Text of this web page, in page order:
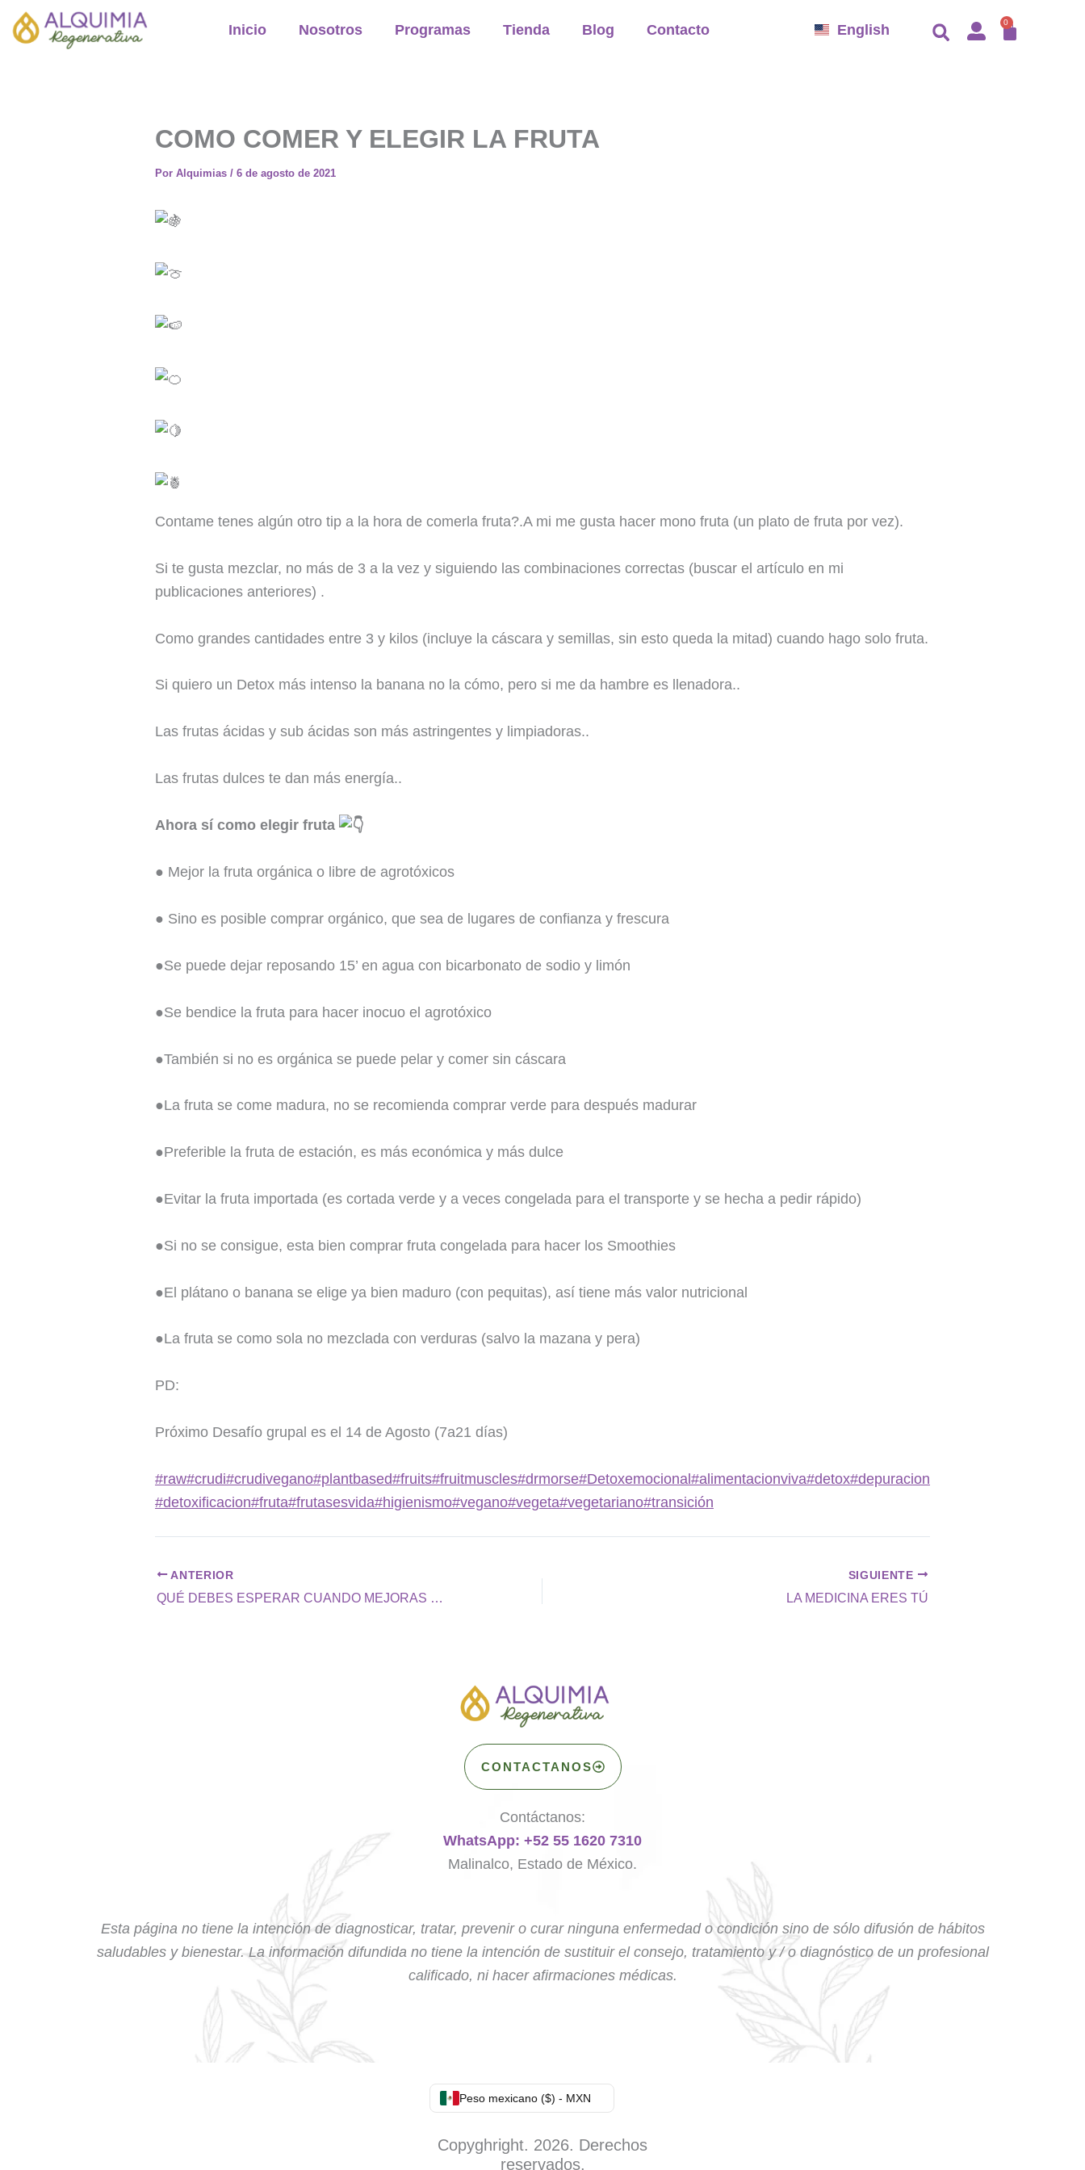
Inicio Nosotros Programas Tienda Blog Contacto English 0
CARRO
COMO COMER Y ELEGIR LA FRUTA
Por Alquimias / 6 de agosto de 2021
Contame tenes algún otro tip a la hora de comerla fruta?.A mi me gusta hacer mono fruta (un plato de fruta por vez).
Si te gusta mezclar, no más de 3 a la vez y siguiendo las combinaciones correctas (buscar el artículo en mi
publicaciones anteriores) .
Como grandes cantidades entre 3 y kilos (incluye la cáscara y semillas, sin esto queda la mitad) cuando hago solo fruta.
Si quiero un Detox más intenso la banana no la cómo, pero si me da hambre es llenadora..
Las frutas ácidas y sub ácidas son más astringentes y limpiadoras..
Las frutas dulces te dan más energía..
Ahora sí como elegir fruta
● Mejor la fruta orgánica o libre de agrotóxicos
● Sino es posible comprar orgánico, que sea de lugares de confianza y frescura
●Se puede dejar reposando 15’ en agua con bicarbonato de sodio y limón
●Se bendice la fruta para hacer inocuo el agrotóxico
●También si no es orgánica se puede pelar y comer sin cáscara
●La fruta se come madura, no se recomienda comprar verde para después madurar
●Preferible la fruta de estación, es más económica y más dulce
●Evitar la fruta importada (es cortada verde y a veces congelada para el transporte y se hecha a pedir rápido)
●Si no se consigue, esta bien comprar fruta congelada para hacer los Smoothies
●El plátano o banana se elige ya bien maduro (con pequitas), así tiene más valor nutricional
●La fruta se como sola no mezclada con verduras (salvo la mazana y pera)
PD:
Próximo Desafío grupal es el 14 de Agosto (7a21 días)
#raw#crudi#crudivegano#plantbased#fruits#fruitmuscles#drmorse#Detoxemocional#alimentacionviva#detox#depuracion
#detoxificacion#fruta#frutasesvida#higienismo#vegano#vegeta#vegetariano#transición
ANTERIOR
QUÉ DEBES ESPERAR CUANDO MEJORAS TU DIETA
SIGUIENTE
LA MEDICINA ERES TÚ
CONTACTANOS
Contáctanos:
WhatsApp: +52 55 1620 7310
Malinalco, Estado de México.
Esta página no tiene la intención de diagnosticar, tratar, prevenir o curar ninguna enfermedad o condición sino de sólo difusión de hábitos
saludables y bienestar. La información difundida no tiene la intención de sustituir el consejo, tratamiento y / o diagnóstico de un profesional
calificado, ni hacer afirmaciones médicas.
Peso mexicano ($) - MXN
Copyghright. 2026. Derechos
reservados.